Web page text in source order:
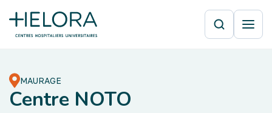
MAURAGE
Centre NOTO